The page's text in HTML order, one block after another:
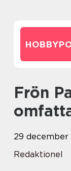
Frön Palettblad: En
29 december
Redaktionel